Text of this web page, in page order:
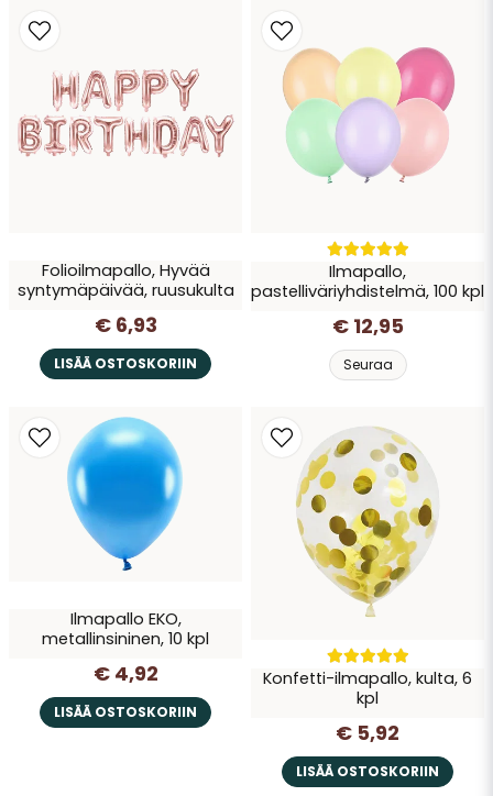
Folioilmapallo, Hyvää
syntymäpäivää, ruusukulta
€ 6,93
LISÄÄ OSTOSKORIIN
Ilmapallo,
pastelliväriyhdistelmä, 100 kpl
€ 12,95
Seuraa
Ilmapallo EKO,
metallinsininen, 10 kpl
€ 4,92
LISÄÄ OSTOSKORIIN
Konfetti-ilmapallo, kulta, 6
kpl
€ 5,92
LISÄÄ OSTOSKORIIN